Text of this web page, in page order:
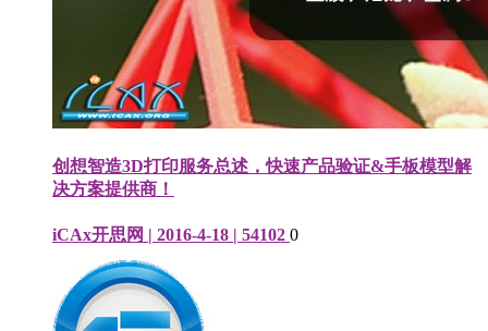
创想智造3D打印服务总述，快速产品验证&手板模型解
决方案提供商！
iCAx开思网 | 2016-4-18 | 54102 0